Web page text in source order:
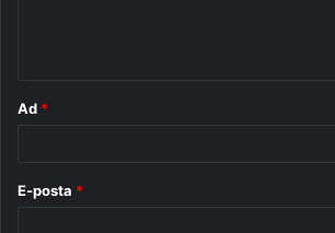
Ad *
E-posta *